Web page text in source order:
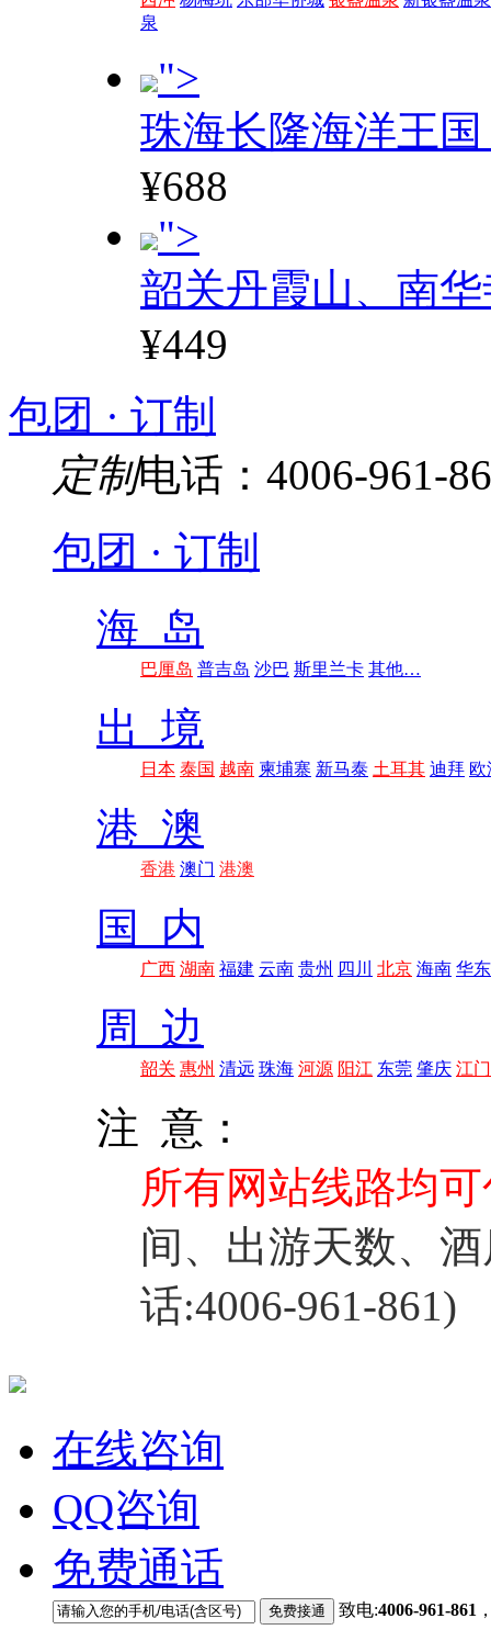
泉
">
珠海长隆海洋王
¥688
">
韶关丹霞山、南
¥449
包团 · 订制
定制电话：4006-961-
包团 · 订制
海 岛
巴厘岛 普吉岛 沙巴 斯里兰卡 其他…
出 境
日本 泰国 越南 柬埔寨 新马泰 土耳其 迪拜 欧
港 澳
香港 澳门 港澳
国 内
广西 湖南 福建 云南 贵州 四川 北京 海南 华东
周 边
韶关 惠州 清远 珠海 河源 阳江 东莞 肇庆 江门
注 意：
所有网站线路均
间、出游天数、
话:4006-961-861)
在线咨询
QQ咨询
免费通话
致电:4006-961-861